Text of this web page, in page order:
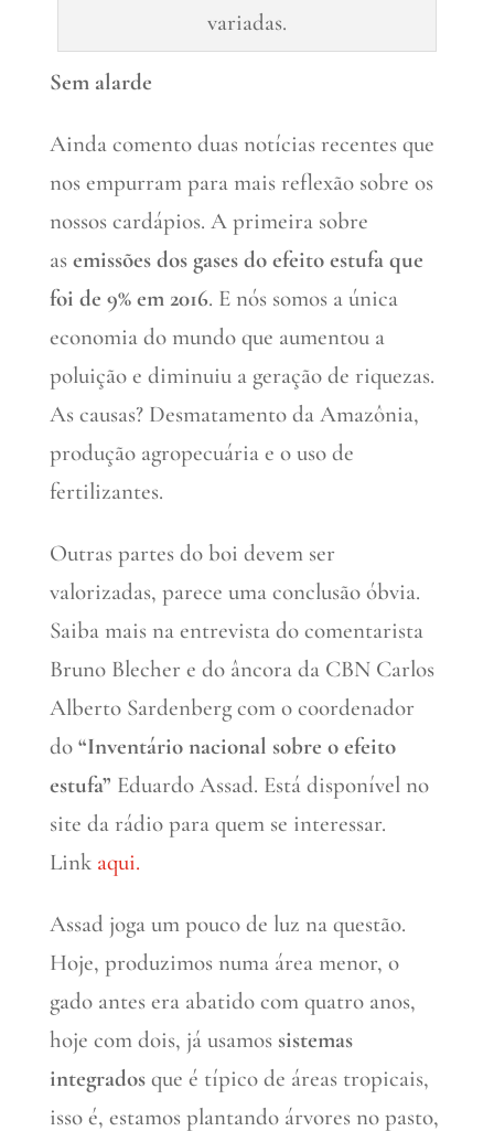
variadas.
Sem alarde
Ainda comento duas notícias recentes que
nos empurram para mais reflexão sobre os
nossos cardápios. A primeira sobre
as emissões dos gases do efeito estufa que
foi de 9% em 2016. E nós somos a única
economia do mundo que aumentou a
poluição e diminuiu a geração de riquezas.
As causas? Desmatamento da Amazônia,
produção agropecuária e o uso de
fertilizantes.
Outras partes do boi devem ser
valorizadas, parece uma conclusão óbvia.
Saiba mais na entrevista do comentarista
Bruno Blecher e do âncora da CBN Carlos
Alberto Sardenberg com o coordenador
do “Inventário nacional sobre o efeito
estufa” Eduardo Assad. Está disponível no
site da rádio para quem se interessar.
Link aqui.
Assad joga um pouco de luz na questão.
Hoje, produzimos numa área menor, o
gado antes era abatido com quatro anos,
hoje com dois, já usamos sistemas
integradosque é típico de áreas tropicais,
isso é, estamos plantando árvores no pasto,